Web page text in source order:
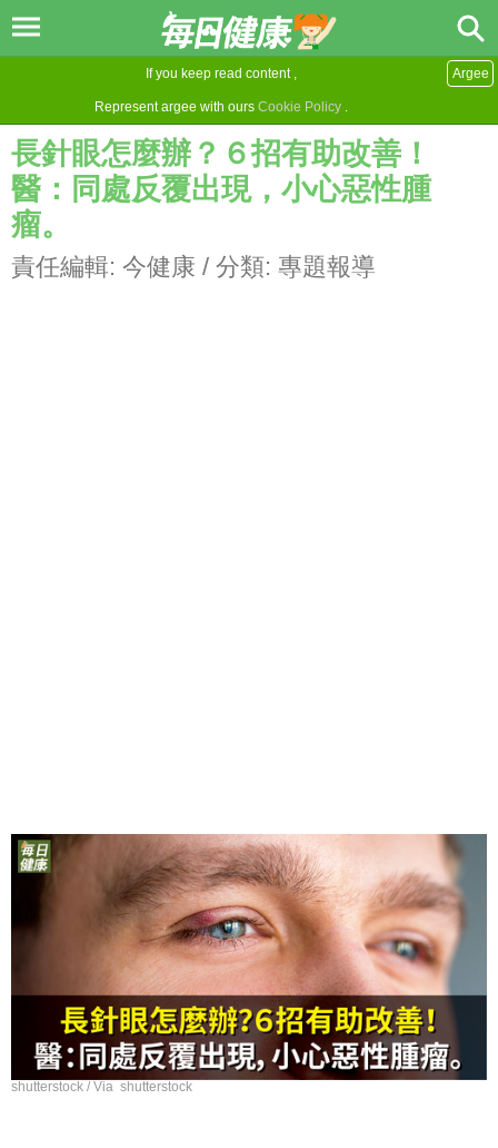
If you keep read content ,
Represent argee with ours Cookie Policy .
Argee
長針眼怎麼辦？６招有助改善！
醫：同處反覆出現，小心惡性腫
瘤。
責任編輯: 今健康 / 分類: 專題報導
shutterstock / Via shutterstock